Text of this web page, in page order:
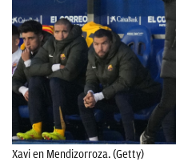
Xavi en Mendizorroza. (Getty)